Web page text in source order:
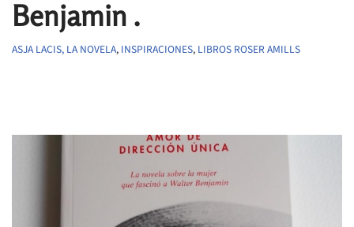
Benjamin .
ASJA LACIS, LA NOVELA, INSPIRACIONES, LIBROS ROSER AMILLS